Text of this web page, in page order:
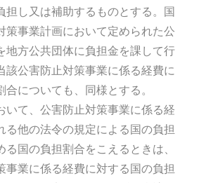
担し又は補助するものとする。 国
策事業計画において定められた公
地方公共団体に負担金を課して行
該公害防止対策事業に係る経費に
についても、同様とする。
いて、公害防止対策事業に係る経
る他の法令の規定による国の負担
国の負担割合をこえるときは、
事業に係る経費に対する国の負担